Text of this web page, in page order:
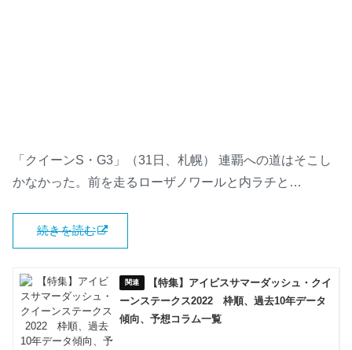
「クイーンS・G3」（31日、札幌） 連覇への道はそこし
かなかった。前を走るローザノワールと内ラチと…
続きを読む
【特集】アイビスサマーダッシュ・クイ
ーンステークス2022 枠順、過去10年データ
傾向、予想コラム一覧